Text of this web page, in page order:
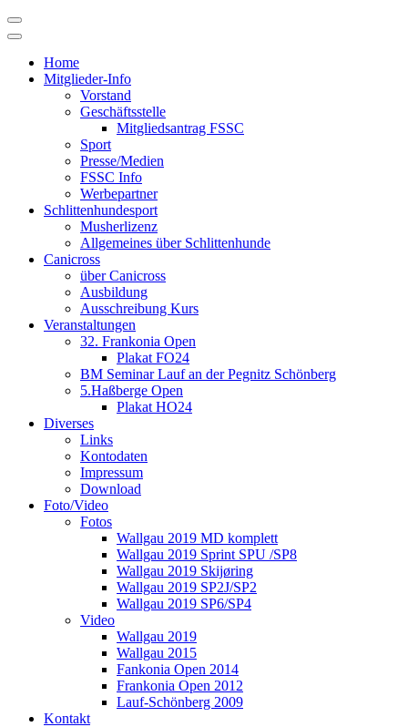
Skip
to
Home
Mitglieder-Info
Vorstand
Geschäftsstelle
Mitgliedsantrag FSSC
Sport
Presse/Medien
FSSC Info
Werbepartner
Schlittenhundesport
Musherlizenz
Allgemeines über Schlittenhunde
Canicross
über Canicross
Ausbildung
Ausschreibung Kurs
Veranstaltungen
32. Frankonia Open
Plakat FO24
BM Seminar Lauf an der Pegnitz Schönberg
5.Haßberge Open
Plakat HO24
Diverses
Links
Kontodaten
Impressum
Download
Foto/Video
Fotos
Wallgau 2019 MD komplett
Wallgau 2019 Sprint SPU /SP8
Wallgau 2019 Skijøring
Wallgau 2019 SP2J/SP2
Wallgau 2019 SP6/SP4
Video
Wallgau 2019
Wallgau 2015
Fankonia Open 2014
Frankonia Open 2012
Lauf-Schönberg 2009
Kontakt